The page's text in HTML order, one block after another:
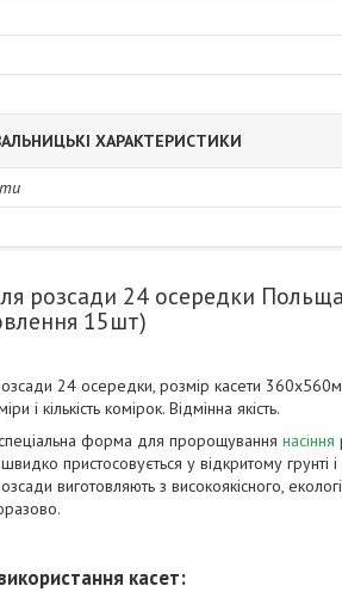
ХАРАКТЕРИСТИКИ
розсади 24 осередки
15шт)
24 осередки, розмір касети
і кількість комірок. Відмінна якість.
форма для пророщування насіння
пристосовується у відкритому грунті
виготовляють з високоякісного,
касет: